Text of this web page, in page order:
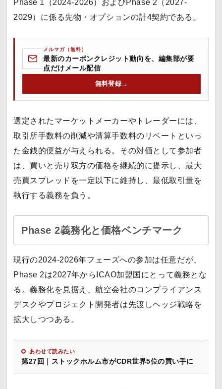
Phase 1（2024-2026）およびPhase 2（2027-
2029）に係る先物・オプションの計4契約である。
メルマガ（無料）
最新のカーボンクレジット動向を、編集部が要
点だけメール配信
無料登録→
選定されたマーケットメーカーやトレーダーには、
取引所手数料の削減や清算手数料のリベートといっ
た金銭的便益が与えられる。その対価として参加者
は、買いと売り双方の価格を継続的に提示し、最大
売買スプレッドを一定以下に維持し、最低取引量を
執行する義務を負う。
Phase 2義務化と価格ベンチマーク
現行の2024-2026年フェーズへの参加は任意だが、
Phase 2は2027年からICAO加盟国にとって義務とな
る。義務化を見据え、航空会社のコンプライアンス
デスクやプロジェクト開発者は先渡しヘッジ戦略を
拡大しつつある。
あわせて読みたい
第27回｜ストックホルム市がCDR世界5位の買い手に